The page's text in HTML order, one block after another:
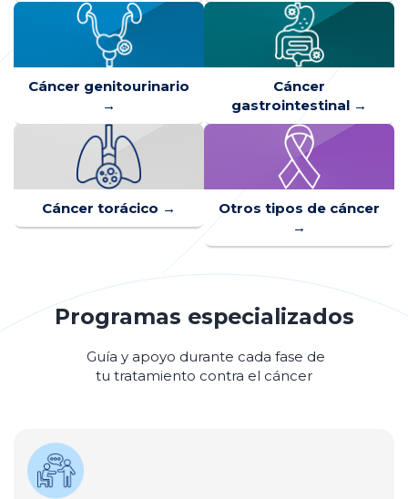
Cáncer genitourinario
→
Cáncer
gastrointestinal →
Cáncer torácico →
Otros tipos de cáncer
→
Programas especializados
Guía y apoyo durante cada fase de
tu tratamiento contra el cáncer